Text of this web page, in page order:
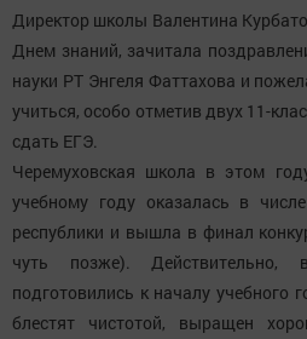
Директор школы Валентина
Днем знаний, зачитала
науки РТ Энгеля Фаттахова и
учиться, особо отметив двух 11-
сдать ЕГЭ.
Черемуховская школа в этом
учебному году оказалась в
республики и вышла в финал
чуть позже).
подготовились к началу учебного
блестят чистотой, выращен